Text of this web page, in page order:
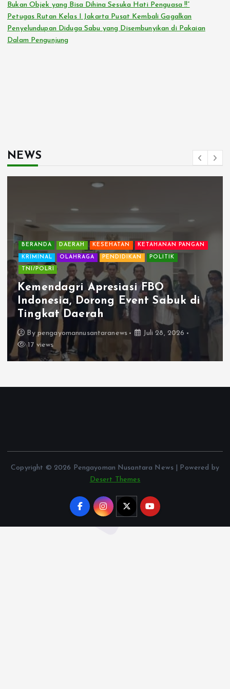
o
Bukan Objek yang Bisa Dihina Sesuka Hati Penguasa !!”
Petugas Rutan Kelas I Jakarta Pusat Kembali Gagalkan
Penyelundupan Diduga Sabu yang Disembunyikan di Pakaian
Dalam Pengunjung
NEWS
BERANDA DAERAH KESEHATAN KETAHANAN PANGAN
KRIMINAL OLAHRAGA PENDIDIKAN POLITIK
TNI/POLRI
Kemendagri Apresiasi FBO
Indonesia, Dorong Event Sabuk di
Tingkat Daerah
Bypengayomannusantaranews
Juli 28, 2026
17 views
Copyright © 2026 Pengayoman Nusantara News | Powered by
Desert Themes